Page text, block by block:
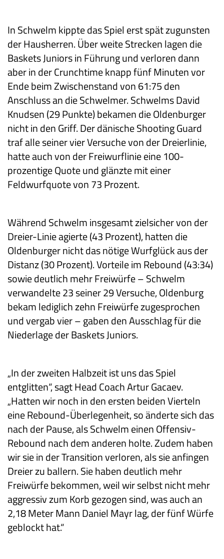
In Schwelm kippte das Spiel erst spät zugunsten
der Hausherren. Über weite Strecken lagen die
Baskets Juniors in Führung und verloren dann
aber in der Crunchtime knapp fünf Minuten vor
Ende beim Zwischenstand von 61:75 den
Anschluss an die Schwelmer. Schwelms David
Knudsen (29 Punkte) bekamen die Oldenburger
nicht in den Griff. Der dänische Shooting Guard
traf alle seiner vier Versuche von der Dreierlinie,
hatte auch von der Freiwurflinie eine 100-
prozentige Quote und glänzte mit einer
Feldwurfquote von 73 Prozent.
Während Schwelm insgesamt zielsicher von der
Dreier-Linie agierte (43 Prozent), hatten die
Oldenburger nicht das nötige Wurfglück aus der
Distanz (30 Prozent). Vorteile im Rebound (43:34)
sowie deutlich mehr Freiwürfe – Schwelm
verwandelte 23 seiner 29 Versuche, Oldenburg
bekam lediglich zehn Freiwürfe zugesprochen
und vergab vier – gaben den Ausschlag für die
Niederlage der Baskets Juniors.
„In der zweiten Halbzeit ist uns das Spiel
entglitten“, sagt Head Coach Artur Gacaev.
„Hatten wir noch in den ersten beiden Vierteln
eine Rebound-Überlegenheit, so änderte sich das
nach der Pause, als Schwelm einen Offensiv-
Rebound nach dem anderen holte. Zudem haben
wir sie in der Transition verloren, als sie anfingen
Dreier zu ballern. Sie haben deutlich mehr
Freiwürfe bekommen, weil wir selbst nicht mehr
aggressiv zum Korb gezogen sind, was auch an
2,18 Meter Mann Daniel Mayr lag, der fünf Würfe
geblockt hat.“